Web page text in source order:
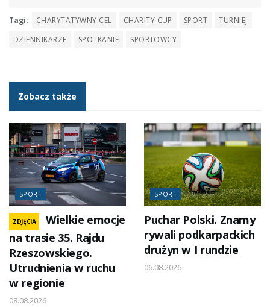
Tagi: CHARYTATYWNY CEL CHARITY CUP SPORT
TURNIEJ
DZIENNIKARZE
SPOTKANIE SPORTOWCY
Zobacz także
SPORT
ZDJĘCIA
Wielkie emocje
na trasie 35. Rajdu
Rzeszowskiego.
Utrudnienia w ruchu
w regionie
08.08.2026
SPORT
Puchar Polski. Znamy
rywali podkarpackich
drużyn w I rundzie
06.08.2026